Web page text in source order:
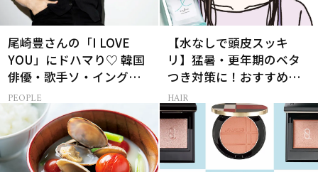
尾崎豊さんの「I LOVE
YOU」にドハマり♡ 韓国
俳優・歌手ソ・イングク
さんの音楽がすべての人
生って？
PEOPLE
【水なしで頭皮スッキ
リ】猛暑・更年期のベタ
つき対策に！おすすめ最
新ドライシャンプー4選
HAIR